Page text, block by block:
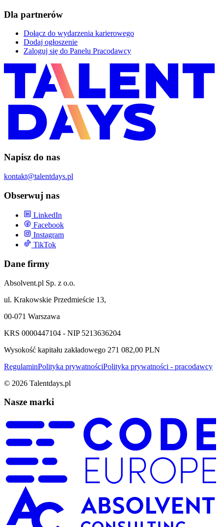
Dla partnerów
Dołącz do wydarzenia karierowego
Dodaj ogłoszenie
Zaloguj się do Panelu Pracodawcy
Napisz do nas
kontakt@talentdays.pl
Obserwuj nas
LinkedIn
Facebook
Instagram
TikTok
Dane firmy
Absolvent.pl Sp. z o.o.
ul. Krakowskie Przedmieście 13,
00-071 Warszawa
KRS 0000447104 - NIP 5213636204
Wysokość kapitału zakładowego 271 082,00 PLN
RegulaminPolityka prywatnościPolityka prywatności - pracodawcy
© 2026 Talentdays.pl
Nasze marki